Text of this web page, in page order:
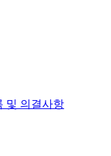
및 의결사항